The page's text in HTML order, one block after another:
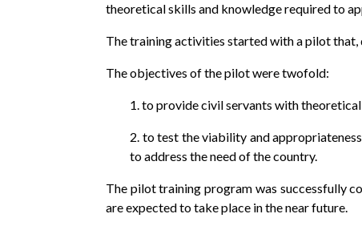
theoretical skills and knowledge required to
The training activities started with a pilot that,
The objectives of the pilot were twofold:
1. to provide civil servants with
2. to test the viability and
to address the need of the country.
The pilot training program was successfully
are expected to take place in the near future.